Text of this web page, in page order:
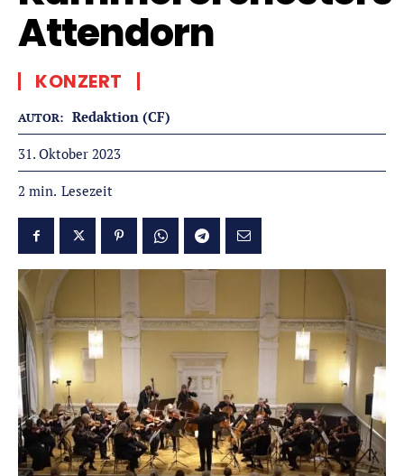
Attendorn
KONZERT
AUTOR: Redaktion (CF)
31. Oktober 2023
2 min. Lesezeit